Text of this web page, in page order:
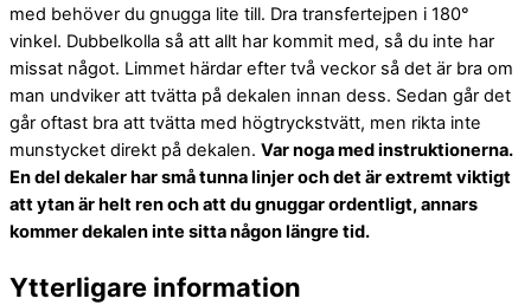
med behöver du gnugga lite till. Dra transfertejpen i 180°
vinkel. Dubbelkolla så att allt har kommit med, så du inte har
missat något. Limmet härdar efter två veckor så det är bra om
man undviker att tvätta på dekalen innan dess. Sedan går det
går oftast bra att tvätta med högtryckstvätt, men rikta inte
munstycket direkt på dekalen. Var noga med instruktionerna.
En del dekaler har små tunna linjer och det är extremt viktigt
att ytan är helt ren och att du gnuggar ordentligt, annars
kommer dekalen inte sitta någon längre tid.
Ytterligare information